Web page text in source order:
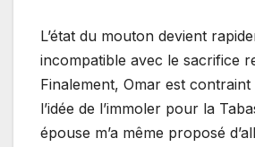
L’état du mouton devient
incompatible avec le sacrifice
Finalement, Omar est contraint
l’idée de l’immoler pour la
épouse m’a même proposé